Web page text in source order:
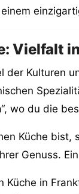
Vielfalt
der Kulturen
wo du die
Küche
Genuss.
Küche in